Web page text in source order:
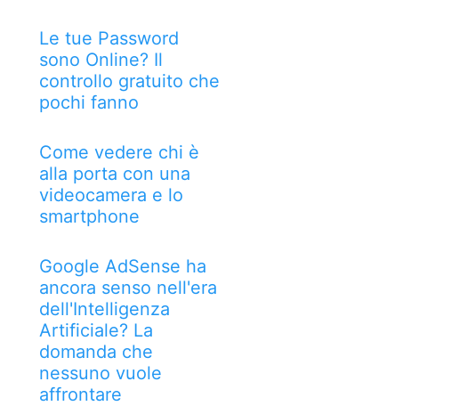
Le tue Password
sono Online? Il
controllo gratuito che
pochi fanno
Come vedere chi è
alla porta con una
videocamera e lo
smartphone
Google AdSense ha
ancora senso nell'era
dell'Intelligenza
Artificiale? La
domanda che
nessuno vuole
affrontare